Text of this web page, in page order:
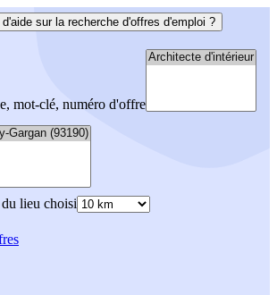
d'aide sur la recherche d'offres d'emploi ?
mot-clé, numéro d'offre
lieu choisi